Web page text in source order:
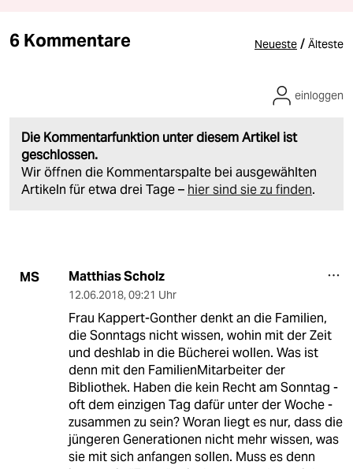
6 Kommentare Neueste / Älteste
Die Kommentarfunktion unter diesem Artikel ist
geschlossen.
Wir öffnen die Kommentarspalte bei ausgewählten
Artikeln für etwa drei Tage – hier sind sie zu finden.
einloggen
MS Matthias Scholz
12.06.2018, 09:21 Uhr
Frau Kappert-Gonther denkt an die Familien,
die Sonntags nicht wissen, wohin mit der Zeit
und deshlab in die Bücherei wollen. Was ist
denn mit den FamilienMitarbeiter der
Bibliothek. Haben die kein Recht am Sonntag -
oft dem einzigen Tag dafür unter der Woche -
zusammen zu sein? Woran liegt es nur, dass die
jüngeren Generationen nicht mehr wissen, was
sie mit sich anfangen sollen. Muss es denn